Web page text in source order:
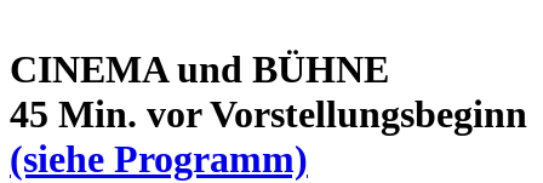
CINEMA und BÜHNE
45 Min. vor Vorstellungsbeginn
(siehe Programm)